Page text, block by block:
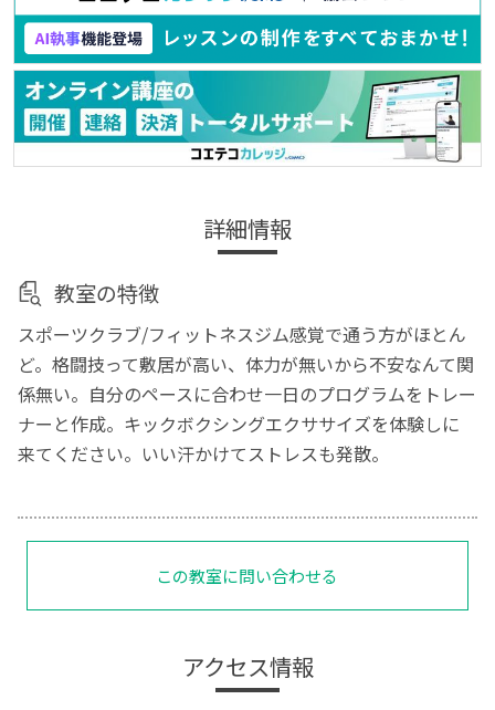
詳細情報
教室の特徴
スポーツクラブ/フィットネスジム感覚で通う方がほとん
ど。格闘技って敷居が高い、体力が無いから不安なんて関
係無い。自分のペースに合わせ一日のプログラムをトレー
ナーと作成。キックボクシングエクササイズを体験しに
来てください。いい汗かけてストレスも発散。
この教室に問い合わせる
アクセス情報